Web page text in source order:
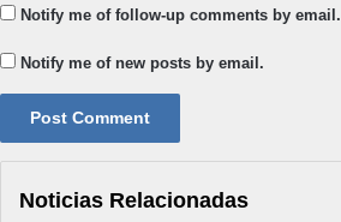
Notify me of follow-up comments by email.
Notify me of new posts by email.
Noticias Relacionadas